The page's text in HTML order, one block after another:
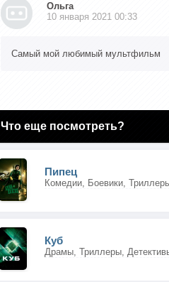
Ольга
10 января 2021 00:33
Самый мой любимый мультфильм
Что еще посмотреть?
Пипец
Куб
Драмы, Триллеры,